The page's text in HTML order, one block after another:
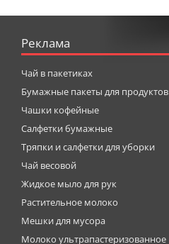
Реклама
Чай в пакетиках
Бумажные пакеты для продуктов
Чашки кофейные
Салфетки бумажные
Тряпки и салфетки для уборки
Чай весовой
Жидкое мыло для рук
Растительное молоко
Мешки для мусора
Молоко ультрапастеризованное